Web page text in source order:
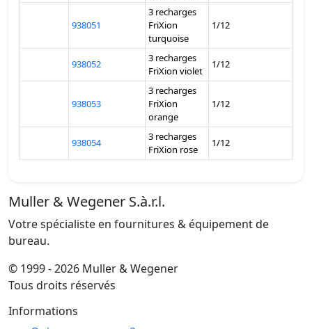
938051
3 recharges
FriXion
turquoise
1/12
938052
3 recharges
FriXion violet
1/12
938053
3 recharges
FriXion
orange
1/12
938054
3 recharges
FriXion rose
1/12
Muller & Wegener S.à.r.l.
Votre spécialiste en fournitures & équipement de
bureau.
© 1999 - 2026 Muller & Wegener
Tous droits réservés
Informations